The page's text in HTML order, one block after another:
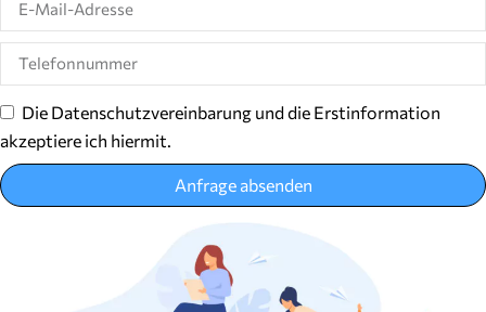
Die Datenschutzvereinbarung und die Erstinformation
akzeptiere ich hiermit.
Anfrage absenden